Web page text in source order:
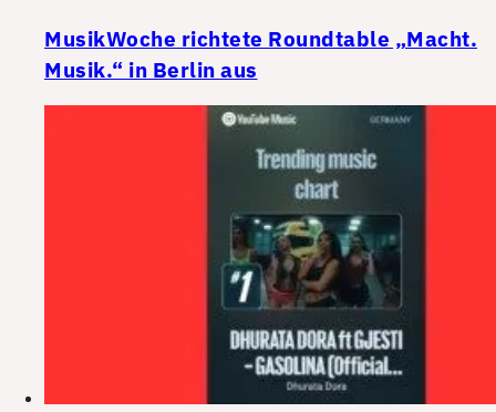
MusikWoche richtete Roundtable „Macht.
Musik.“ in Berlin aus